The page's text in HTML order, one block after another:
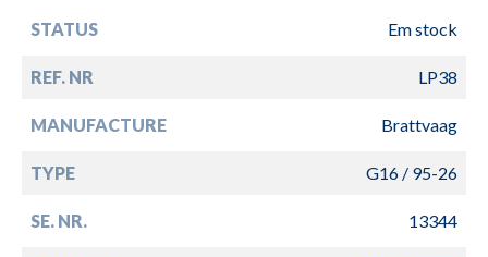
STATUS Em stock
REF. NR LP38
MANUFACTURE Brattvaag
TYPE G16 / 95-26
SE. NR. 13344